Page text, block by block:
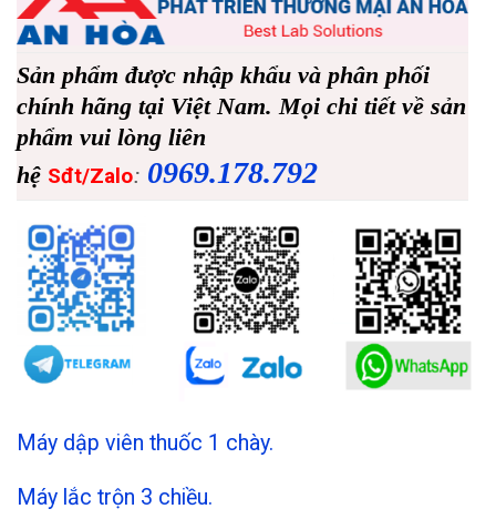
Sản phẩm được nhập khẩu và phân phối
chính hãng tại Việt Nam. Mọi chi tiết về sản
phẩm vui lòng liên
hệ Sđt/Zalo: 0969.178.792
Máy dập viên thuốc 1 chày.
Máy lắc trộn 3 chiều.